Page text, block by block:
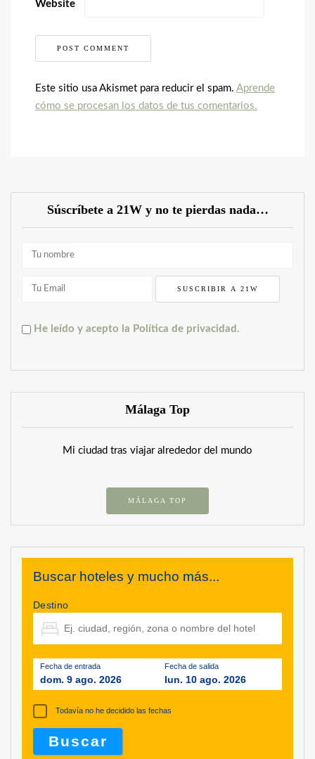
Website
Este sitio usa Akismet para reducir el spam. Aprende
cómo se procesan los datos de tus comentarios.
Súscríbete a 21W y no te pierdas nada…
He leído y acepto la Política de privacidad.
Málaga Top
Mi ciudad tras viajar alrededor del mundo
MÁLAGA TOP
Buscar hoteles y mucho más...
Destino
Fecha de entrada
dom. 9 ago. 2026
Fecha de salida
lun. 10 ago. 2026
Todavía no he decidido las fechas